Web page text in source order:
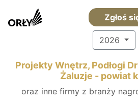
Zgłoś
2026
Projekty Wnętrz, Podłogi
Żaluzje - powiat
oraz inne firmy z branży